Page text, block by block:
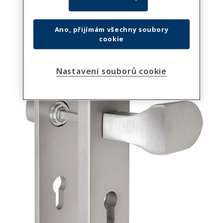
Ano, přijímám všechny soubory
cookie
Nastavení souborů cookie